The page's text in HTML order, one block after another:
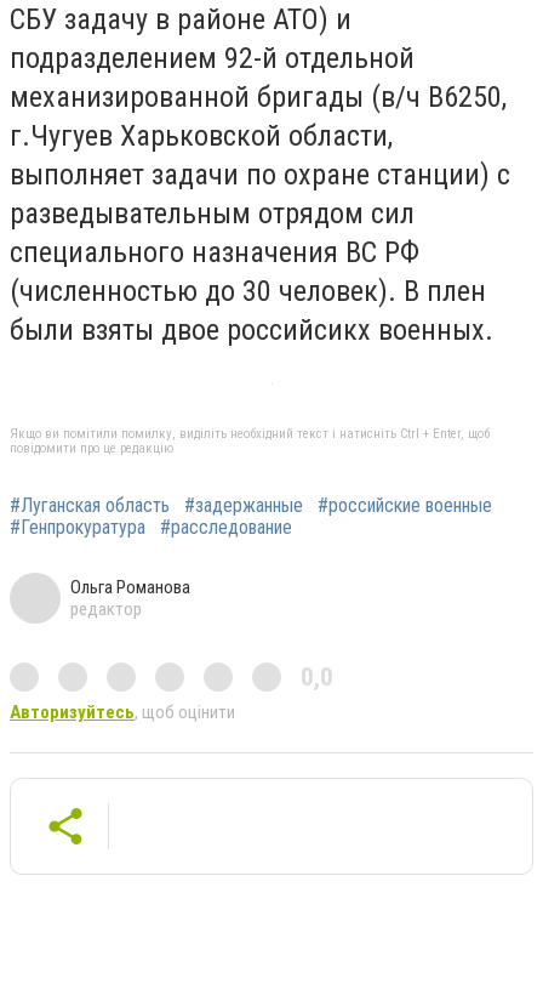
СБУ задачу в районе АТО) и
подразделением 92-й отдельной
механизированной бригады (в/ч В6250,
г.Чугуев Харьковской области,
выполняет задачи по охране станции) с
разведывательным отрядом сил
специального назначения ВС РФ
(численностью до 30 человек). В плен
были взяты двое российсикх военных.
Якщо ви помітили помилку, виділіть необхідний текст і натисніть Ctrl + Enter, щоб
повідомити про це редакцію
#Луганская область #задержанные
#российские военные
#Генпрокуратура
#расследование
Ольга Романова
редактор
0,0
Авторизуйтесь, щоб оцінити